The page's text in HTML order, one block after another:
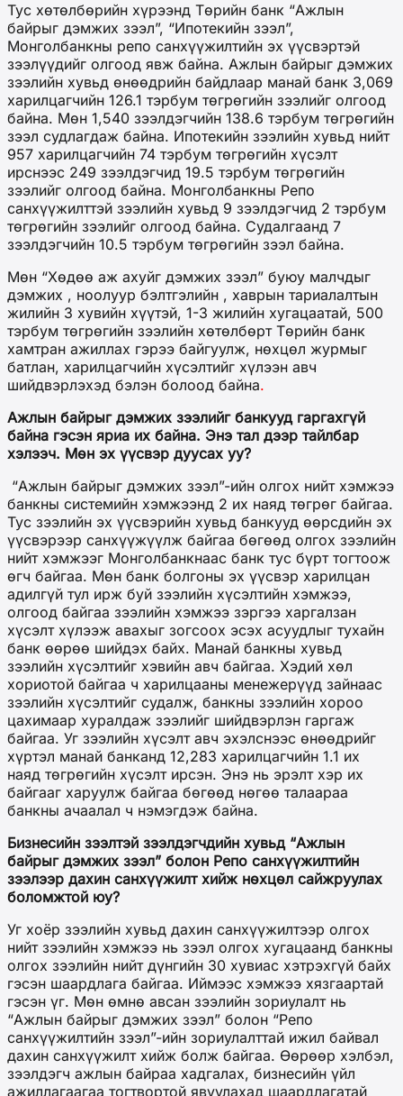
Тус хөтөлбөрийн хүрээнд Төрийн банк “Ажлын
байрыг дэмжих зээл”, “Ипотекийн зээл”,
Монголбанкны репо санхүүжилтийн эх үүсвэртэй
зээлүүдийг олгоод явж байна. Ажлын байрыг дэмжих
зээлийн хувьд өнөөдрийн байдлаар манай банк 3,069
харилцагчийн 126.1 тэрбум төгрөгийн зээлийг олгоод
байна. Мөн 1,540 зээлдэгчийн 138.6 тэрбум төгрөгийн
зээл судлагдаж байна. Ипотекийн зээлийн хувьд нийт
957 харилцагчийн 74 тэрбум төгрөгийн хүсэлт
ирснээс 249 зээлдэгчид 19.5 тэрбум төгрөгийн
зээлийг олгоод байна. Монголбанкны Репо
санхүүжилттэй зээлийн хувьд 9 зээлдэгчид 2 тэрбум
төгрөгийн зээлийг олгоод байна. Судалгаанд 7
зээлдэгчийн 10.5 тэрбум төгрөгийн зээл байна.
Мөн “Хөдөө аж ахуйг дэмжих зээл” буюу малчдыг
дэмжих , ноолуур бэлтгэлийн , хаврын тариалалтын
жилийн 3 хувийн хүүтэй, 1-3 жилийн хугацаатай, 500
тэрбум төгрөгийн зээлийн хөтөлбөрт Төрийн банк
хамтран ажиллах гэрээ байгуулж, нөхцөл журмыг
батлан, харилцагчийн хүсэлтийг хүлээн авч
шийдвэрлэхэд бэлэн болоод байна.
Ажлын байрыг дэмжих зээлийг банкууд гаргахгүй
байна гэсэн яриа их байна. Энэ тал дээр тайлбар
хэлээч. Мөн эх үүсвэр дуусах уу?
“Ажлын байрыг дэмжих зээл”-ийн олгох нийт хэмжээ
банкны системийн хэмжээнд 2 их наяд төгрөг байгаа.
Тус зээлийн эх үүсвэрийн хувьд банкууд өөрсдийн эх
үүсвэрээр санхүүжүүлж байгаа бөгөөд олгох зээлийн
нийт хэмжээг Монголбанкнаас банк тус бүрт тогтоож
өгч байгаа. Мөн банк болгоны эх үүсвэр харилцан
адилгүй тул ирж буй зээлийн хүсэлтийн хэмжээ,
олгоод байгаа зээлийн хэмжээ зэргээ харгалзан
хүсэлт хүлээж авахыг зогсоох эсэх асуудлыг тухайн
банк өөрөө шийдэх байх. Манай банкны хувьд
зээлийн хүсэлтийг хэвийн авч байгаа. Хэдий хөл
хориотой байгаа ч харилцааны менежерүүд зайнаас
зээлийн хүсэлтийг судалж, банкны зээлийн хороо
цахимаар хуралдаж зээлийг шийдвэрлэн гаргаж
байгаа. Уг зээлийн хүсэлт авч эхэлснээс өнөөдрийг
хүртэл манай банканд 12,283 харилцагчийн 1.1 их
наяд төгрөгийн хүсэлт ирсэн. Энэ нь эрэлт хэр их
байгааг харуулж байгаа бөгөөд нөгөө талаараа
банкны ачаалал ч нэмэгдэж байна.
Бизнесийн зээлтэй зээлдэгчдийн хувьд “Ажлын
байрыг дэмжих зээл” болон Репо санхүүжилтийн
зээлээр дахин санхүүжилт хийж нөхцөл сайжруулах
боломжтой юу?
Уг хоёр зээлийн хувьд дахин санхүүжилтээр олгох
нийт зээлийн хэмжээ нь зээл олгох хугацаанд банкны
олгох зээлийн нийт дүнгийн 30 хувиас хэтрэхгүй байх
гэсэн шаардлага байгаа. Иймээс хэмжээ хязгаартай
гэсэн үг. Мөн өмнө авсан зээлийн зориулалт нь
“Ажлын байрыг дэмжих зээл” болон “Репо
санхүүжилтийн зээл”-ийн зориулалттай ижил байвал
дахин санхүүжилт хийж болж байгаа. Өөрөөр хэлбэл,
зээлдэгч ажлын байраа хадгалах, бизнесийн үйл
ажиллагаагаа тогтвортой явуулахад шаардлагатай